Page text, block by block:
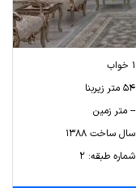
1 خواب
54 متر زیربنا
-- متر زمین
سال ساخت 1388
شماره طبقه: 2